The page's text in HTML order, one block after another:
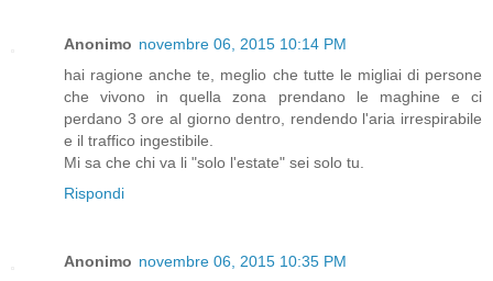
Anonimo novembre 06, 2015 10:14 PM
hai ragione anche te, meglio che tutte le migliai di persone
che vivono in quella zona prendano le maghine e ci
perdano 3 ore al giorno dentro, rendendo l'aria irrespirabile
e il traffico ingestibile.
Mi sa che chi va li "solo l'estate" sei solo tu.
Rispondi
Anonimo novembre 06, 2015 10:35 PM